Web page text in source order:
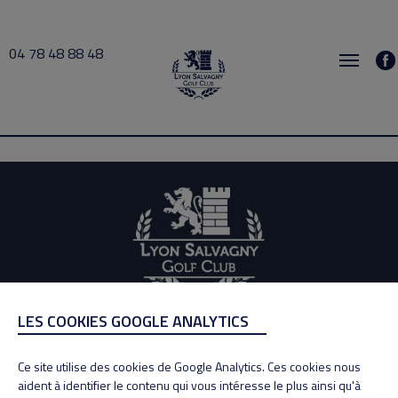
04 78 48 88 48
mirguet 2024-09-03 09:30 → 2024-09-03 10:00
ADRESSE
69890 La Tour de Salvagny
Tél : 04 78 48 88 48
LES COOKIES GOOGLE ANALYTICS
Ce site utilise des cookies de Google Analytics. Ces cookies nous
aident à identifier le contenu qui vous intéresse le plus ainsi qu'à